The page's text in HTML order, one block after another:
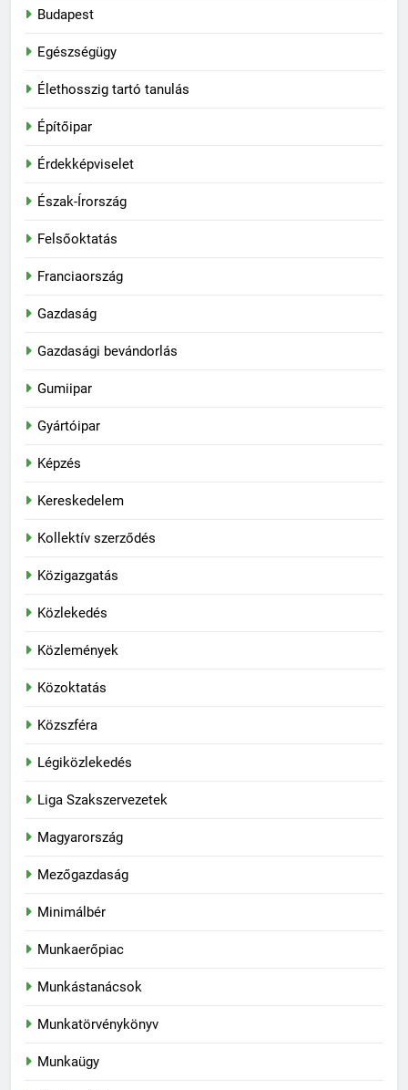
Budapest
Egészségügy
Élethosszig tartó tanulás
Építőipar
Érdekképviselet
Észak-Írország
Felsőoktatás
Franciaország
Gazdaság
Gazdasági bevándorlás
Gumiipar
Gyártóipar
Képzés
Kereskedelem
Kollektív szerződés
Közigazgatás
Közlekedés
Közlemények
Közoktatás
Közszféra
Légiközlekedés
Liga Szakszervezetek
Magyarország
Mezőgazdaság
Minimálbér
Munkaerőpiac
Munkástanácsok
Munkatörvénykönyv
Munkaügy